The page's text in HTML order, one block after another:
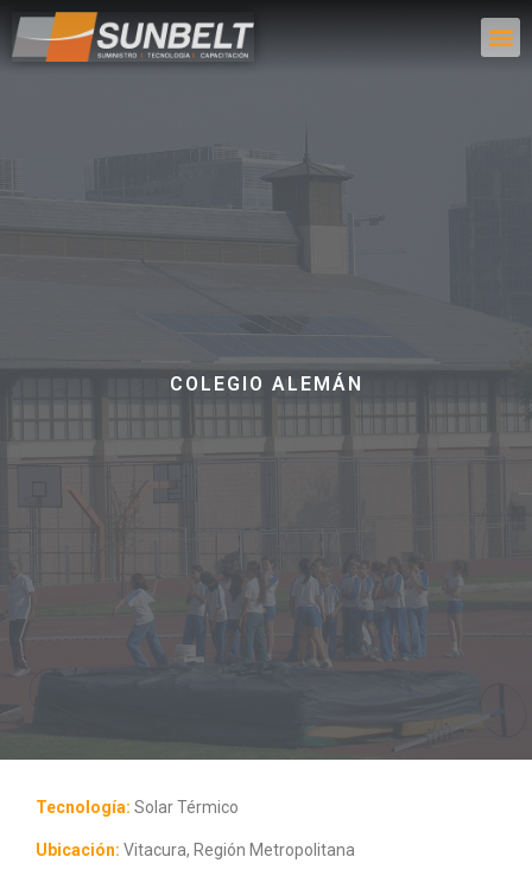
COLEGIO ALEMÁN
Tecnología: Solar Térmico
Ubicación: Vitacura, Región Metropolitana